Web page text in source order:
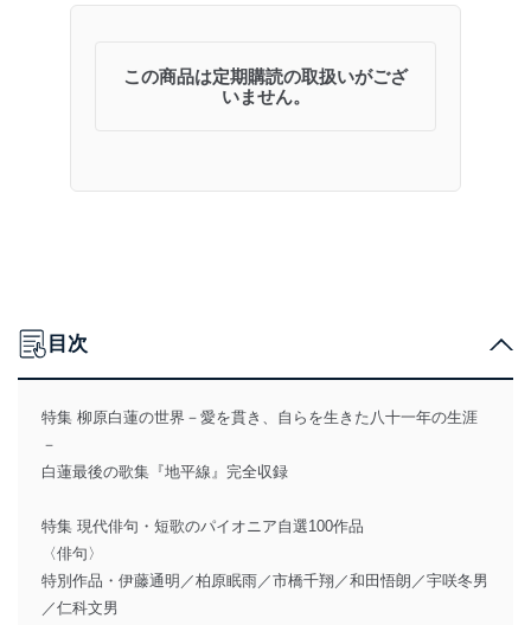
この商品は定期購読の取扱いがござ
いません。
目次
特集 柳原白蓮の世界－愛を貫き、自らを生きた八十一年の生涯
－
白蓮最後の歌集『地平線』完全収録
特集 現代俳句・短歌のパイオニア自選100作品
〈俳句〉
特別作品・伊藤通明／柏原眠雨／市橋千翔／和田悟朗／宇咲冬男
／仁科文男